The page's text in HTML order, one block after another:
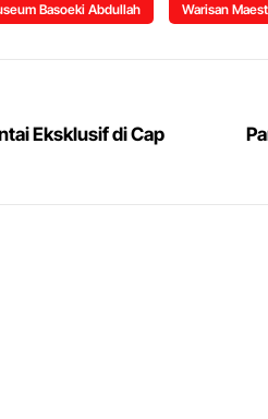
Basoeki Abdullah Warisan
Eksklusif di Cap